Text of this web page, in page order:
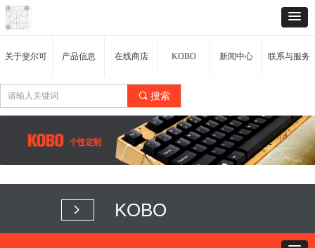
끠 搜索
关于斐尔可 产品信息 在线商店 KOBO 新闻中心 联系与服务
KOBO
넲